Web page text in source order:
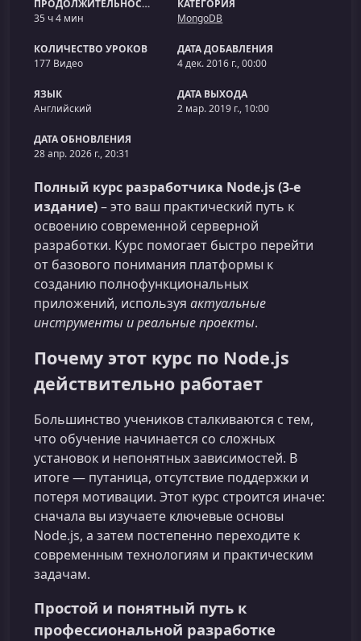
ПРОДОЛЖИТЕЛЬНОСТЬ
35 ч 4 мин
КАТЕГОРИЯ
MongoDB
КОЛИЧЕСТВО УРОКОВ
177 Видео
ДАТА ДОБАВЛЕНИЯ
4 дек. 2016 г., 00:00
ЯЗЫК
Английский
ДАТА ВЫХОДА
2 мар. 2019 г., 10:00
ДАТА ОБНОВЛЕНИЯ
28 апр. 2026 г., 20:31
Полный курс разработчика Node.js (3-е
издание)– это ваш практический путь к
освоению современной серверной
разработки. Курс помогает быстро перейти
от базового понимания платформы к
созданию полнофункциональных
приложений, используя актуальные
инструменты и реальные проекты.
Почему этот курс по Node.js
действительно работает
Большинство учеников сталкиваются с тем,
что обучение начинается со сложных
установок и непонятных зависимостей. В
итоге — путаница, отсутствие поддержки и
потеря мотивации. Этот курс строится иначе:
сначала вы изучаете ключевые основы
Node.js, а затем постепенно переходите к
современным технологиям и практическим
задачам.
Простой и понятный путь к
профессиональной разработке